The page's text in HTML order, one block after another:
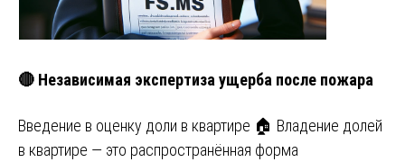
🔴 Независимая экспертиза ущерба после пожара
Введение в оценку доли в квартире 🏠 Владение долей
в квартире — это распространённая форма